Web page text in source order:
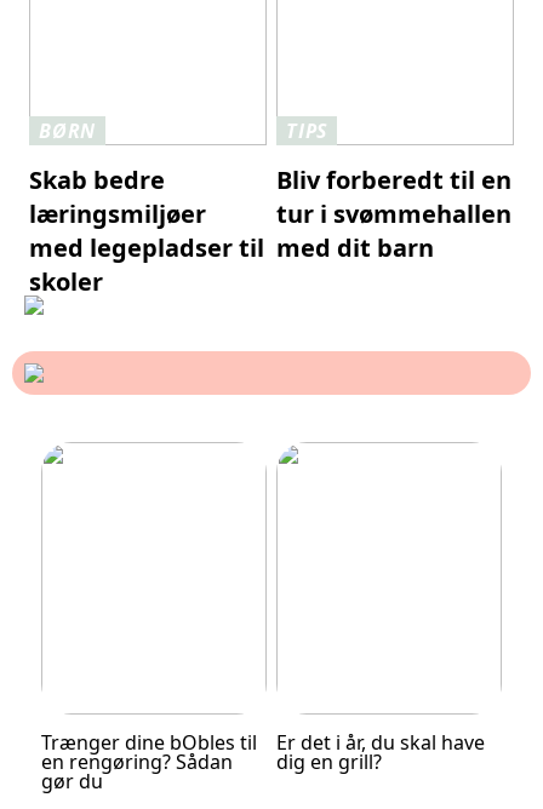
BØRN
Skab bedre
læringsmiljøer
med legepladser til
skoler
TIPS
Bliv forberedt til en
tur i svømmehallen
med dit barn
Trænger dine bObles til
en rengøring? Sådan
gør du
Er det i år, du skal have
dig en grill?